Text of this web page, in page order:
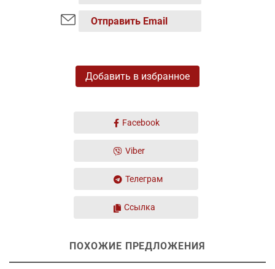
Отправить Email
Добавить в избранное
Facebook
Viber
Телеграм
Ссылка
ПОХОЖИЕ ПРЕДЛОЖЕНИЯ